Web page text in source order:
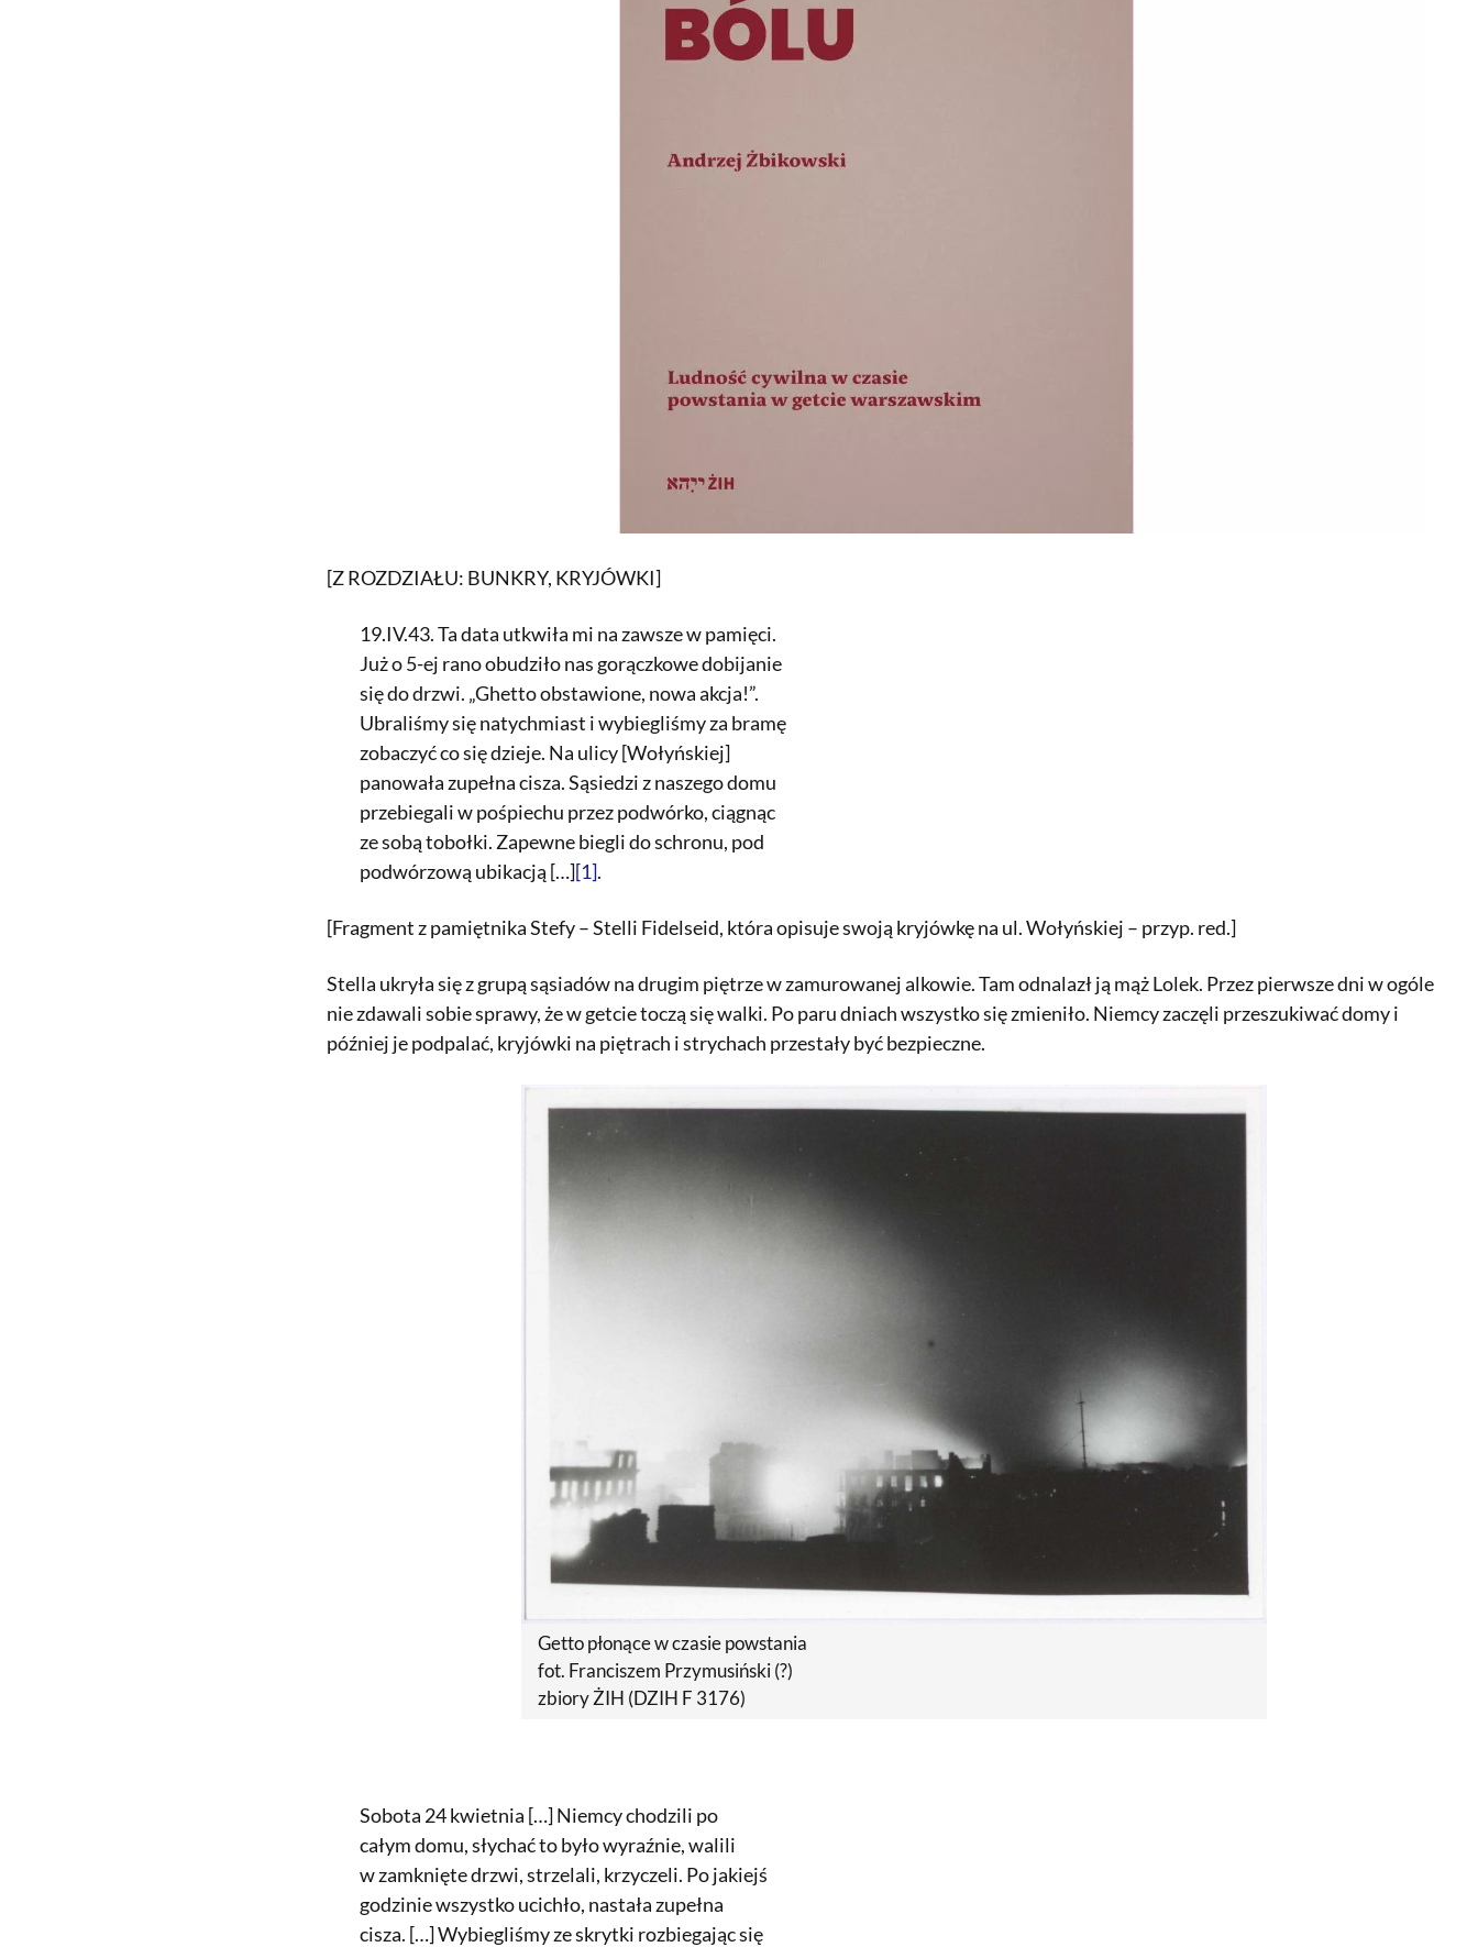
[Z ROZDZIAŁU: BUNKRY, KRYJÓWKI]
19.IV.43. Ta data utkwiła mi na zawsze w pamięci.
Już o 5-ej rano obudziło nas gorączkowe dobijanie
się do drzwi. „Ghetto obstawione, nowa akcja!”.
Ubraliśmy się natychmiast i wybiegliśmy za bramę
zobaczyć co się dzieje. Na ulicy [Wołyńskiej]
panowała zupełna cisza. Sąsiedzi z naszego domu
przebiegali w pośpiechu przez podwórko, ciągnąc
ze sobą tobołki. Zapewne biegli do schronu, pod
podwórzową ubikacją […][1].
[Fragment z pamiętnika Stefy – Stelli Fidelseid, która opisuje swoją kryjówkę na ul. Wołyńskiej – przyp. red.]
Stella ukryła się z grupą sąsiadów na drugim piętrze w zamurowanej alkowie. Tam odnalazł ją mąż Lolek. Przez pierwsze dni w ogóle
nie zdawali sobie sprawy, że w getcie toczą się walki. Po paru dniach wszystko się zmieniło. Niemcy zaczęli przeszukiwać domy i
później je podpalać, kryjówki na piętrach i strychach przestały być bezpieczne.
Getto płonące w czasie powstania
fot. Franciszem Przymusiński (?)
zbiory ŻIH (DZIH F 3176)
Sobota 24 kwietnia […] Niemcy chodzili po
całym domu, słychać to było wyraźnie, walili
w zamknięte drzwi, strzelali, krzyczeli. Po jakiejś
godzinie wszystko ucichło, nastała zupełna
cisza. […] Wybiegliśmy ze skrytki rozbiegając się